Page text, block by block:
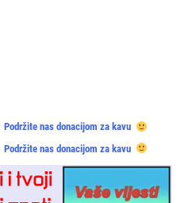
Podržite nas donacijom za kavu
Podržite nas donacijom za kavu